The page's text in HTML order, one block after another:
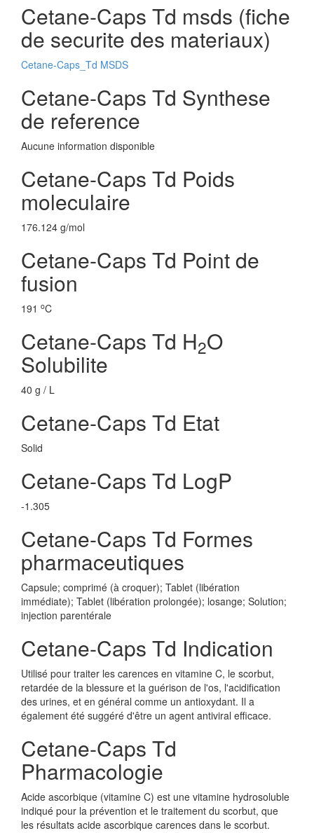
Cetane-Caps Td msds (fiche
de securite des materiaux)
Cetane-Caps_Td MSDS
Cetane-Caps Td Synthese
de reference
Aucune information disponible
Cetane-Caps Td Poids
moleculaire
176.124 g/mol
Cetane-Caps Td Point de
fusion
191 oC
Cetane-Caps Td H2O
Solubilite
40 g / L
Cetane-Caps Td Etat
Solid
Cetane-Caps Td LogP
-1.305
Cetane-Caps Td Formes
pharmaceutiques
Capsule; comprimé (à croquer); Tablet (libération
immédiate); Tablet (libération prolongée); losange; Solution;
injection parentérale
Cetane-Caps Td Indication
Utilisé pour traiter les carences en vitamine C, le scorbut,
retardée de la blessure et la guérison de l'os, l'acidification
des urines, et en général comme un antioxydant. Il a
également été suggéré d'être un agent antiviral efficace.
Cetane-Caps Td
Pharmacologie
Acide ascorbique (vitamine C) est une vitamine hydrosoluble
indiqué pour la prévention et le traitement du scorbut, que
les résultats acide ascorbique carences dans le scorbut.